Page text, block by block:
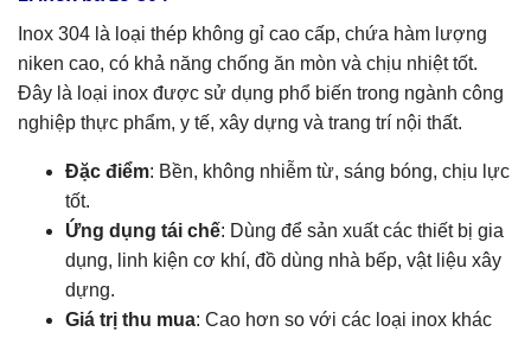
Inox 304 là loại thép không gỉ cao cấp, chứa hàm lượng
niken cao, có khả năng chống ăn mòn và chịu nhiệt tốt.
Đây là loại inox được sử dụng phổ biến trong ngành công
nghiệp thực phẩm, y tế, xây dựng và trang trí nội thất.
Đặc điểm: Bền, không nhiễm từ, sáng bóng, chịu lực
tốt.
Ứng dụng tái chế: Dùng để sản xuất các thiết bị gia
dụng, linh kiện cơ khí, đồ dùng nhà bếp, vật liệu xây
dựng.
Giá trị thu mua: Cao hơn so với các loại inox khác